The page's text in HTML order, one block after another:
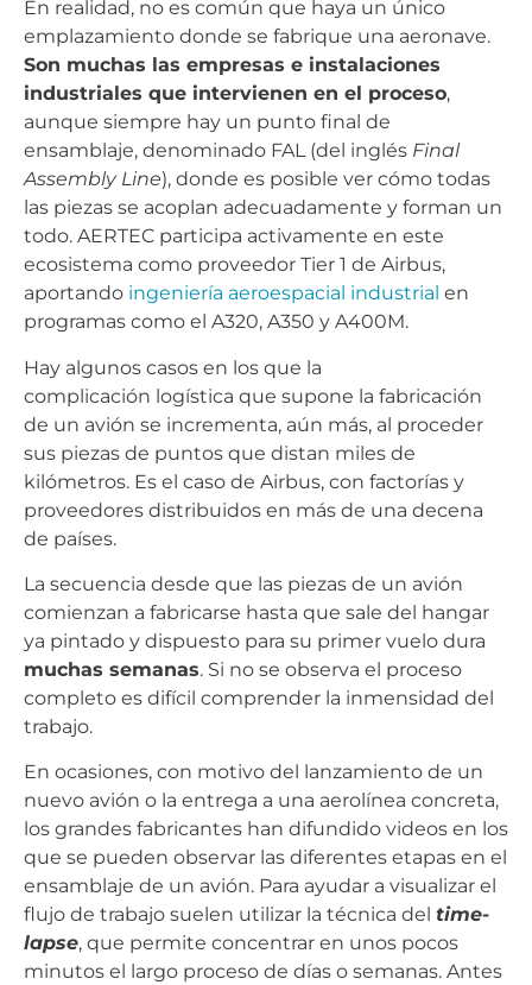
En realidad, no es común que haya un único
emplazamiento donde se fabrique una aeronave.
Son muchas las empresas e instalaciones
industriales que intervienen en el proceso,
aunque siempre hay un punto final de
ensamblaje, denominado FAL (del inglés Final
Assembly Line), donde es posible ver cómo todas
las piezas se acoplan adecuadamente y forman un
todo. AERTEC participa activamente en este
ecosistema como proveedor Tier 1 de Airbus,
aportando ingeniería aeroespacial industrial en
programas como el A320, A350 y A400M.
Hay algunos casos en los que la
complicación logística que supone la fabricación
de un avión se incrementa, aún más, al proceder
sus piezas de puntos que distan miles de
kilómetros. Es el caso de Airbus, con factorías y
proveedores distribuidos en más de una decena
de países.
La secuencia desde que las piezas de un avión
comienzan a fabricarse hasta que sale del hangar
ya pintado y dispuesto para su primer vuelo dura
muchas semanas. Si no se observa el proceso
completo es difícil comprender la inmensidad del
trabajo.
En ocasiones, con motivo del lanzamiento de un
nuevo avión o la entrega a una aerolínea concreta,
los grandes fabricantes han difundido videos en los
que se pueden observar las diferentes etapas en el
ensamblaje de un avión. Para ayudar a visualizar el
flujo de trabajo suelen utilizar la técnica del time-
lapse, que permite concentrar en unos pocos
minutos el largo proceso de días o semanas. Antes